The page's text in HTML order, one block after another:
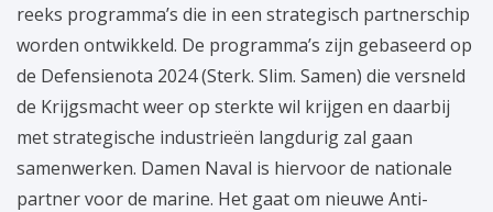
reeks programma’s die in een strategisch partnerschip
worden ontwikkeld. De programma’s zijn gebaseerd op
de Defensienota 2024 (Sterk. Slim. Samen) die versneld
de Krijgsmacht weer op sterkte wil krijgen en daarbij
met strategische industrieën langdurig zal gaan
samenwerken. Damen Naval is hiervoor de nationale
partner voor de marine. Het gaat om nieuwe Anti-